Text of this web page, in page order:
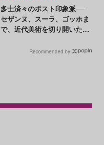
多士済々のポスト印象派──
セザンヌ、スーラ、ゴッホま
で、近代美術を切り開いた革
Recommended by